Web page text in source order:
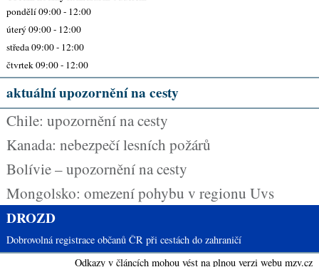
pondělí 09:00 - 12:00
úterý 09:00 - 12:00
středa 09:00 - 12:00
čtvrtek 09:00 - 12:00
aktuální upozornění na cesty
Chile: upozornění na cesty
Kanada: nebezpečí lesních požárů
Bolívie – upozornění na cesty
Mongolsko: omezení pohybu v regionu Uvs
DROZD
Dobrovolná registrace občanů ČR při cestách do zahraničí
Odkazy v článcích mohou vést na plnou verzi webu mzv.cz